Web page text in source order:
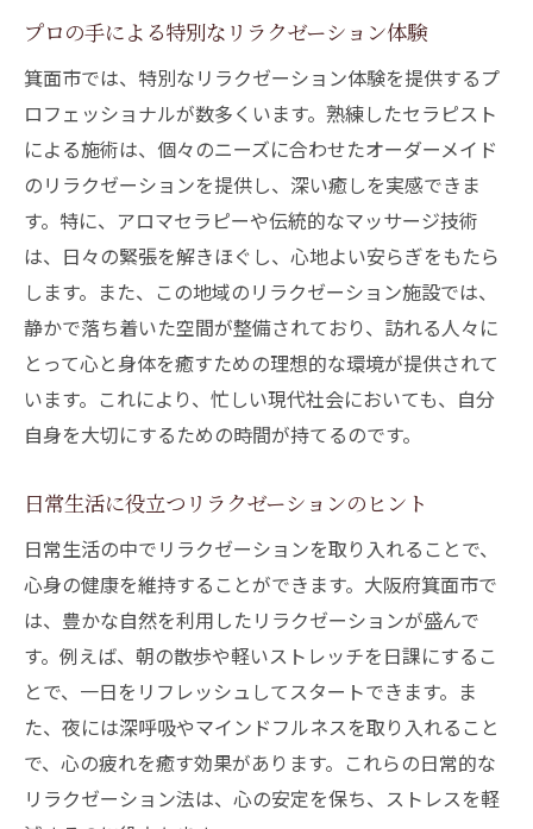
箕面市でのリラクゼーションが提供する解
放感
心を整えるリラクゼーションのアプローチ
身体をリラックスさせる具体的なテクニッ
ク
心身のストレスを解消するリラクゼーショ
ン法
リラクゼーションを通じて自己理解を深め
る
リラクゼーションで日常のストレスを解消する
ヒント
の関係
日常生活での簡単なリラクゼーション方法
ストレスの原因を理解し、緩和するための
リラクゼーション
箕面市で体験できるストレス解消リラクゼ
ーション
心の安定をもたらすリラクゼーションのテ
クニック
リラクゼーションがストレス解消に与える
プロの手による特別なリラクゼーション体験
箕面市では、特別なリラクゼーション体験を提供するプ
ロフェッショナルが数多くいます。熟練したセラピスト
による施術は、個々のニーズに合わせたオーダーメイド
のリラクゼーションを提供し、深い癒しを実感できま
す。特に、アロマセラピーや伝統的なマッサージ技術
は、日々の緊張を解きほぐし、心地よい安らぎをもたら
します。また、この地域のリラクゼーション施設では、
静かで落ち着いた空間が整備されており、訪れる人々に
とって心と身体を癒すための理想的な環境が提供されて
います。これにより、忙しい現代社会においても、自分
自身を大切にするための時間が持てるのです。
日常生活に役立つリラクゼーションのヒント
日常生活の中でリラクゼーションを取り入れることで、
心身の健康を維持することができます。大阪府箕面市で
は、豊かな自然を利用したリラクゼーションが盛んで
す。例えば、朝の散歩や軽いストレッチを日課にするこ
とで、一日をリフレッシュしてスタートできます。ま
た、夜には深呼吸やマインドフルネスを取り入れること
で、心の疲れを癒す効果があります。これらの日常的な
リラクゼーション法は、心の安定を保ち、ストレスを軽